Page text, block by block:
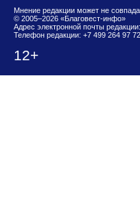
Мнение редакции может не
© 2005–2026 «Благовест-инфо»
Адрес электронной почты редакции:
Телефон редакции: +7 499 264 97 72
12+